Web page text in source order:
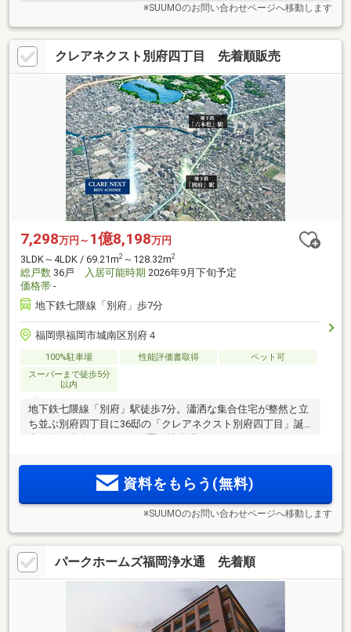
※SUUMOのお問い合わせページへ移動します
クレアネクスト別府四丁目 先着順販売
7,298万円～ 1億8,198万円
3LDK～4LDK / 69.21m2 ～128.32m2
総戸数 36戸 入居可能時期 2026年9月下旬予定
価格帯 -
地下鉄七隈線「別府」歩7分
福岡県福岡市城南区別府４
100%駐車場 性能評価書取得
ペット可
スーパーまで徒歩5分
以内
地下鉄七隈線「別府」駅徒歩7分。瀟洒な集合住宅が整然と立
ち並ぶ別府四丁目に36邸の「クレアネクスト別府四丁目」誕
資料をもらう(無料)
※SUUMOのお問い合わせページへ移動します
パークホームズ福岡浄水通 先着順